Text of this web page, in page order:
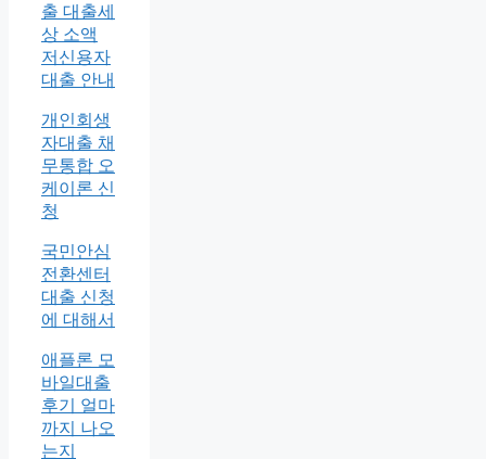
출 대출세
상 소액
저신용자
대출 안내
개인회생
자대출 채
무통합 오
케이론 신
청
국민안심
전환센터
대출 신청
에 대해서
애플론 모
바일대출
후기 얼마
까지 나오
는지